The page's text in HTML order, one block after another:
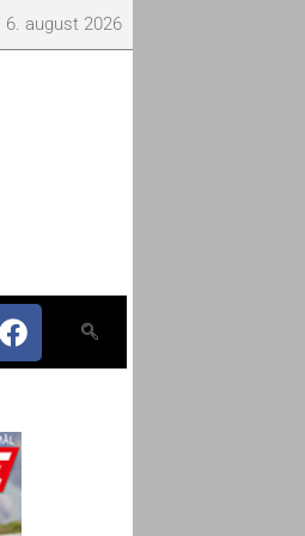
6. august 2026